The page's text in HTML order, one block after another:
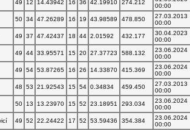
49 12 14.43942 16 36 42.19910 274.212
00:00
50 34 47.26289 16 19 43.98589 478.850
27.03.2013
00:00
49 37 47.42437 18 44 2.01592 432.177
30.04.2023
00:00
49 44 33.95571 15 20 27.37723 588.132
23.06.2024
00:00
49 54 53.87265 16 26 14.33870 415.369
23.06.2024
00:00
48 53 21.92543 15 54 0.34834 459.450
27.03.2013
00:00
50 13 13.23970 15 52 23.18951 293.034
23.06.2024
00:00
49 52 22.24422 17 52 53.59436 354.384
23.06.2024
00:00